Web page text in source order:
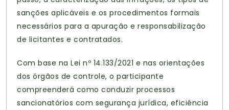
sanções aplicáveis e os procedimentos formais
necessários para a apuração e responsabilização
de licitantes e contratados.
Com base na Lei nº 14.133/2021 e nas orientações
dos órgãos de controle, o participante
compreenderá como conduzir processos
sancionatórios com segurança jurídica, eficiência